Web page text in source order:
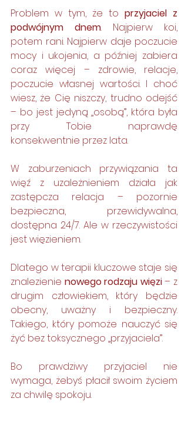
Problem w tym, że to przyjaciel z
podwójnym dnem. Najpierw koi,
potem rani. Najpierw daje poczucie
mocy i ukojenia, a później zabiera
coraz więcej – zdrowie, relacje,
poczucie własnej wartości. I choć
wiesz, że Cię niszczy, trudno odejść
– bo jest jedyną „osobą”, która była
przy Tobie naprawdę
konsekwentnie przez lata.
W zaburzeniach przywiązania ta
więź z uzależnieniem działa jak
zastępcza relacja – pozornie
bezpieczna, przewidywalna,
dostępna 24/7. Ale w rzeczywistości
jest więzieniem.
Dlatego w terapii kluczowe staje się
znalezienie nowego rodzaju więzi – z
drugim człowiekiem, który będzie
obecny, uważny i bezpieczny.
Takiego, który pomoże nauczyć się
żyć bez toksycznego „przyjaciela”.
Bo prawdziwy przyjaciel nie
wymaga, żebyś płacił swoim życiem
za chwilę spokoju.